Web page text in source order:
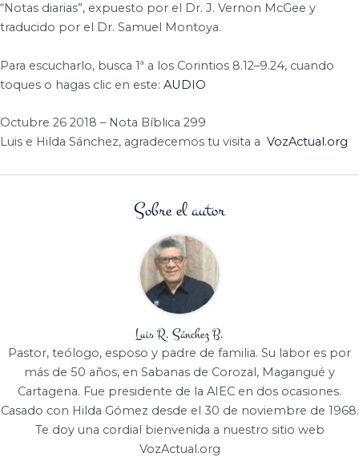
“Notas diarias”, expuesto por el Dr. J. Vernon McGee y
traducido por el Dr. Samuel Montoya.
Para escucharlo, busca 1ª a los Corintios 8.12–9.24, cuando
toques o hagas clic en este: AUDIO
Octubre 26 2018 – Nota Bíblica 299
Luis e Hilda Sánchez, agradecemos tu visita a VozActual.org
Sobre el autor
Luis R. Sánchez B.
Pastor, teólogo, esposo y padre de familia. Su labor es por
más de 50 años, en Sabanas de Corozal, Magangué y
Cartagena. Fue presidente de la AIEC en dos ocasiones.
Casado con Hilda Gómez desde el 30 de noviembre de 1968.
Te doy una cordial bienvenida a nuestro sitio web
VozActual.org